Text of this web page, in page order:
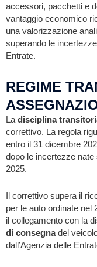
accessori, pacchetti e
vantaggio economico
una valorizzazione
superando le
Entrate.
REGIME
La disciplina
correttivo. La regola
entro il 31 dicembre
dopo le incertezze
2025.
Il correttivo supera il
per le auto ordinate nel
il collegamento con la
di consegnadel
dall’Agenzia delle